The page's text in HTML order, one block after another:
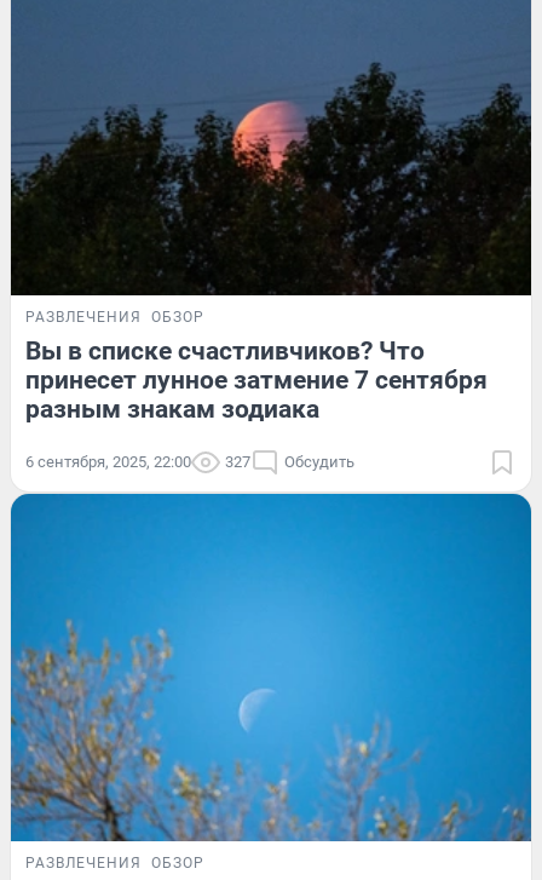
РАЗВЛЕЧЕНИЯ ОБЗОР
Вы в списке счастливчиков? Что
принесет лунное затмение 7 сентября
разным знакам зодиака
6 сентября, 2025, 22:00 327 Обсудить
РАЗВЛЕЧЕНИЯ ОБЗОР